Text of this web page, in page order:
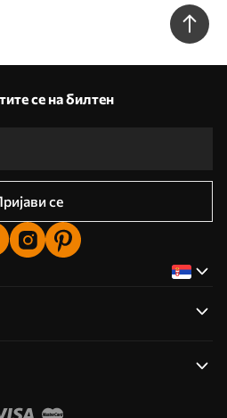
се на билтен
се